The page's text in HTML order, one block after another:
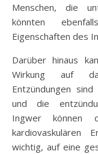
Menschen, die
könnten
Eigenschaften des
Darüber hinaus
Wirkung auf
Entzündungen
und die
Ingwer können
kardiovaskulären
wichtig, auf eine